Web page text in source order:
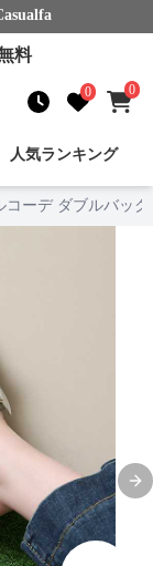
料
0 0
人気ランキング
コーデ ダブルバッ